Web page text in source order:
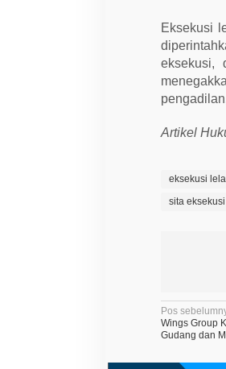
Eksekusi
eksekusi,
Artikel
eksekusi
sita eksekusi
N
a
v
Pos
Wings Group
Gudang dan